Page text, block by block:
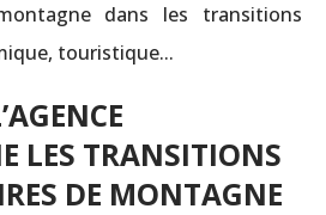
dans les transitions
touristique...
LES TRANSITIONS
DE MONTAGNE